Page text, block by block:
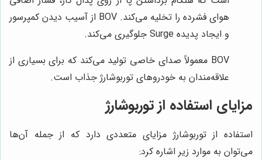
هوای فشرده را تخلیه می‌کند. BOV از آسیب دیدن کمپرسور
و ایجاد پدیده Surge جلوگیری می‌کند.
BOV معمولاً صدای خاصی تولید می‌کند که برای بسیاری از
علاقه‌مندان به خودروهای توربوشارژ جذاب است.
مزایای استفاده از توربوشارژ
استفاده از توربوشارژ مزایای متعددی دارد که از جمله آن‌ها
می‌توان به موارد زیر اشاره کرد: